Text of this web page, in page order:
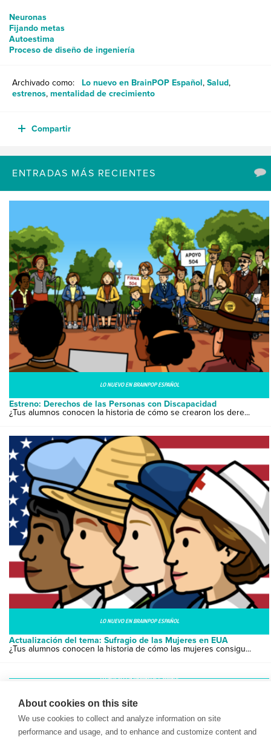
Neuronas
Fijando metas
Autoestima
Proceso de diseño de ingeniería
Archivado como: Lo nuevo en BrainPOP Español, Salud,
estrenos, mentalidad de crecimiento
Compartir
ENTRADAS MÁS RECIENTES
LO NUEVO EN BRAINPOP ESPAÑOL
Estreno: Derechos de las Personas con Discapacidad
¿Tus alumnos conocen la historia de cómo se crearon los dere...
LO NUEVO EN BRAINPOP ESPAÑOL
Actualización del tema: Sufragio de las Mujeres en EUA
¿Tus alumnos conocen la historia de cómo las mujeres consigu...
LO NUEVO EN BRAINPOP ESPAÑOL
About cookies on this site
We use cookies to collect and analyze information on site
performance and usage, and to enhance and customize content and